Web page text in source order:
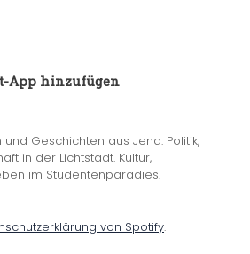
App hinzufügen
Geschichten aus Jena. Politik,
in der Lichtstadt. Kultur,
im Studentenparadies.
von Spotify.